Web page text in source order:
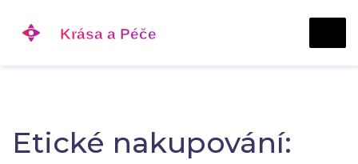
Etické nakupování: